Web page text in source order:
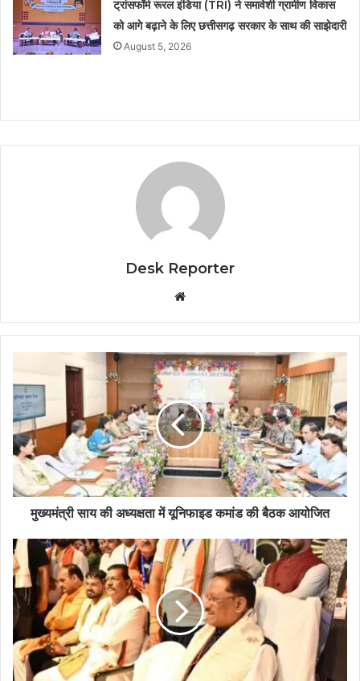
ट्रांसफॉर्म रूरल इंडिया (TRI) ने समावेशी ग्रामीण विकास
को आगे बढ़ाने के लिए छत्तीसगढ़ सरकार के साथ की साझेदारी
August 5, 2026
Desk Reporter
मुख्यमंत्री साय की अध्यक्षता में यूनिफाइड कमांड की बैठक आयोजित